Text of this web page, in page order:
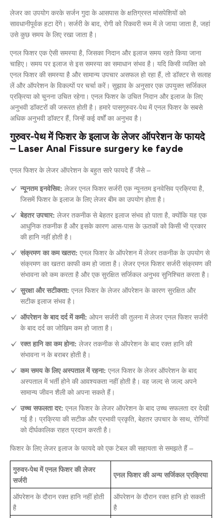
लेजर का उपयोग करके सर्जन गुदा के आसपास के क्षतिग्रस्त मांसपेशियों को
सावधानीपूर्वक हटा देंगे। सर्जरी के बाद, रोगी को रिकवरी रूम में ले जाया जाता है, जहां
उसे कुछ समय के लिए रखा जाता है।
एनल फिशर एक ऐसी समस्या है, जिसका निदान और इलाज समय रहते किया जाना
चाहिए। समय पर इलाज से इस समस्या का समाधान संभव है। यदि किसी व्यक्ति को
एनल फिशर की समस्या है और सामान्य उपचार असफल हो रहा हैं, तो डॉक्टर से सलाह
लें और ऑपरेशन के विकल्पों पर चर्चा करें। सुझाव के अनुसार एक उपयुक्त सर्जिकल
प्रक्रिया को चुनना उचित रहेगा। एनल फिशर के उचित निदान और इलाज के लिए
अनुभवी डॉक्टरों की जरूरत होती है। हमारे पासगुरुवर-पेथ में एनल फिशर के सबसे
अधिक अनुभवी डॉक्टर हैं, जिन्हें कई वर्षों का अनुभव है।
गुरुवर-पेथ में फिशर के इलाज के लेजर ऑपरेशन के फायदे
– Laser Anal Fissure surgery ke fayde
एनल फिशर के लेजर ऑपरेशन के बहुत सारे फायदे हैं जैसे –
न्यूनतम इनवेसिव: लेजर एनल फिशर सर्जरी एक न्यूनतम इनवेसिव प्रक्रिया है,
जिसमें फिशर के इलाज के लिए लेजर बीम का उपयोग होता है।
बेहतर उपचार: लेजर तकनीक से बेहतर इलाज संभव हो पाता है, क्योंकि यह एक
आधुनिक तकनीक है और इसके कारण आस-पास के ऊतकों को किसी भी प्रकार
की हानि नहीं होती है।
संक्रमण का कम खतरा: एनल फिशर के ऑपरेशन में लेजर तकनीक के उपयोग से
संक्रमण का खतरा काफी कम हो जाता है। लेजर एनल फिशर सर्जरी संक्रमण की
संभावना को कम करता है और एक सुरक्षित सर्जिकल अनुभव सुनिश्चित करता है।
सुरक्षा और सटीकता: एनल फिशर के लेजर ऑपरेशन के कारण सुरक्षित और
सटीक इलाज संभव है।
ऑपरेशन के बाद दर्द में कमी: ओपन सर्जरी की तुलना में लेजर एनल फिशर सर्जरी
के बाद दर्द का जोखिम कम हो जाता है।
रक्त हानि का कम होना: लेजर तकनीक से ऑपरेशन के बाद रक्त हानि की
संभावना न के बराबर होती है।
कम समय के लिए अस्पताल में रहना: एनल फिशर के लेजर ऑपरेशन के बाद
अस्पताल में भर्ती होने की आवश्यकता नहीं होती है। वह जल्द से जल्द अपने
सामान्य जीवन शैली को अपना सकते हैं।
उच्च सफलता दर: एनल फिशर के लेजर ऑपरेशन के बाद उच्च सफलता दर देखी
गई है। प्रक्रिया की सटीक और प्रभावी प्रकृति, बेहतर उपचार के साथ, रोगियों
को दीर्घकालिक राहत प्रदान करती है।
फिशर के लिए लेजर इलाज के फायदे को एक टेबल की सहायता से समझते हैं –
गुरुवर-पेथ में एनल फिशर की लेजर
सर्जरी
एनल फिशर की अन्य सर्जिकल प्रक्रिया
ऑपरेशन के दौरान रक्त हानि नहीं होती
है
ऑपरेशन के दौरान रक्त हानि हो सकती
है